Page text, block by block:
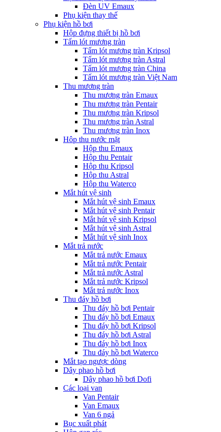
Đèn UV Emaux
Phụ kiện thay thế
Phụ kiện hồ bơi
Hộp đựng thiết bị hồ bơi
Tấm lót mương tràn
Tấm lót mương tràn Kripsol
Tấm lót mương tràn Astral
Tấm lót mương tràn China
Tấm lót mương tràn Việt Nam
Thu mương tràn
Thu mương tràn Emaux
Thu mương tràn Pentair
Thu mương tràn Kripsol
Thu mương tràn Astral
Thu mương tràn Inox
Hôp thu nước mặt
Hộp thu Emaux
Hộp thu Pentair
Hộp thu Kripsol
Hộp thu Astral
Hộp thu Waterco
Mắt hút vệ sinh
Mắt hút vệ sinh Emaux
Mắt hút vệ sinh Pentair
Mắt hút vệ sinh Kripsol
Mắt hút vệ sinh Astral
Mắt hút vệ sinh Inox
Mắt trả nước
Mắt trả nước Emaux
Mắt trả nước Pentair
Mắt trả nước Astral
Mắt trả nước Kripsol
Mắt trả nước Inox
Thu đáy hồ bơi
Thu đáy hồ bơi Pentair
Thu đáy hồ bơi Emaux
Thu đáy hồ bơi Kripsol
Thu đáy hồ bơi Astral
Thu đáy hồ bơi Inox
Thu đáy hồ bơi Waterco
Mắt tạo ngược dòng
Dây phao hồ bơi
Dây phao hồ bơi Dofi
Các loại van
Van Pentair
Van Emaux
Van 6 ngả
Bục xuất phát